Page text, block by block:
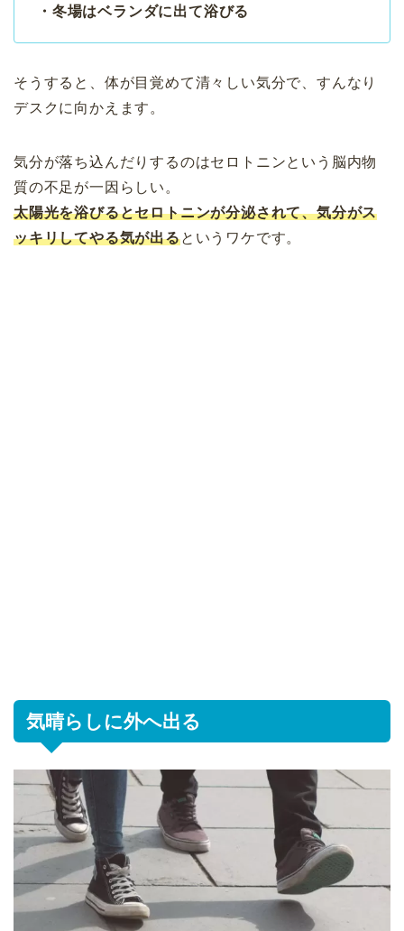
・冬場はベランダに出て浴びる
そうすると、体が目覚めて清々しい気分で、すんなり
デスクに向かえます。
気分が落ち込んだりするのはセロトニンという脳内物
質の不足が一因らしい。
太陽光を浴びるとセロトニンが分泌されて、気分がス
ッキリしてやる気が出るというワケです。
気晴らしに外へ出る